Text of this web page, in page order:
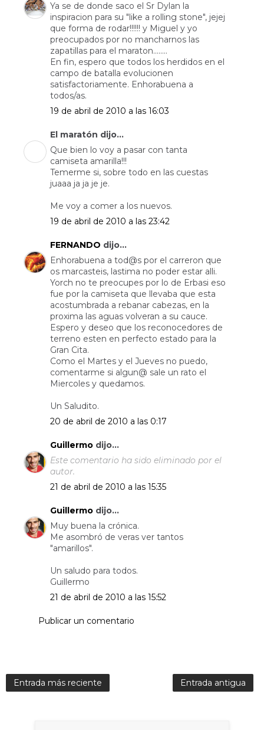
Ya se de donde saco el Sr Dylan la
inspiracion para su "like a rolling stone", jejej
que forma de rodar!!!!!! y Miguel y yo
preocupados por no mancharnos las
zapatillas para el maraton........
En fin, espero que todos los herdidos en el
campo de batalla evolucionen
satisfactoriamente. Enhorabuena a
todos/as.
19 de abril de 2010 a las 16:03
El maratón dijo...
Que bien lo voy a pasar con tanta
camiseta amarilla!!!
Temerme si, sobre todo en las cuestas
juaaa ja ja je je.
Me voy a comer a los nuevos.
19 de abril de 2010 a las 23:42
FERNANDO dijo...
Enhorabuena a tod@s por el carreron que
os marcasteis, lastima no poder estar alli.
Yorch no te preocupes por lo de Erbasi eso
fue por la camiseta que llevaba que esta
acostumbrada a rebanar cabezas, en la
proxima las aguas volveran a su cauce.
Espero y deseo que los reconocedores de
terreno esten en perfecto estado para la
Gran Cita.
Como el Martes y el Jueves no puedo,
comentarme si algun@ sale un rato el
Miercoles y quedamos.
Un Saludito.
20 de abril de 2010 a las 0:17
Guillermo dijo...
Este comentario ha sido eliminado por el
autor.
21 de abril de 2010 a las 15:35
Guillermo dijo...
Muy buena la crónica.
Me asombró de veras ver tantos
"amarillos".
Un saludo para todos.
Guillermo
21 de abril de 2010 a las 15:52
Publicar un comentario
Entrada más reciente Entrada antigua